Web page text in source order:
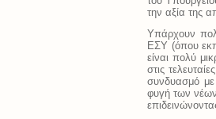
την αξία της
Υπάρχουν
ΕΣΥ (όπου
είναι πολύ
στις
συνδυασμό με
φυγή των νέων